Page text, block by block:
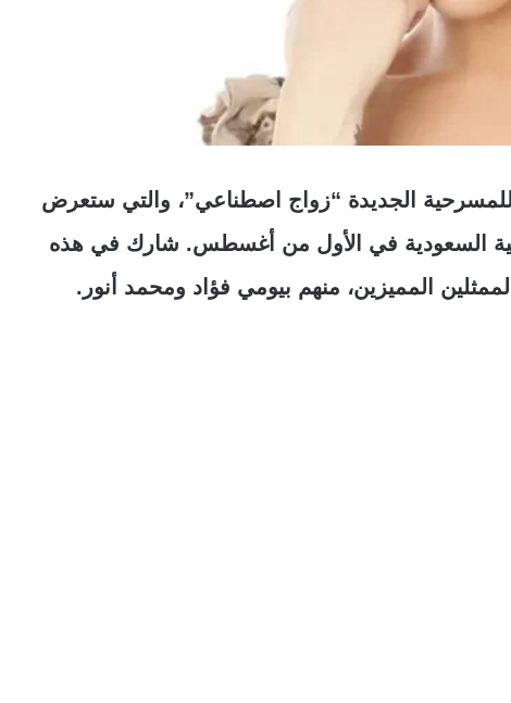
للمسرحية الجديدة “زواج اصطناعي”، والتي ستعرض
السعودية في الأول من أغسطس. شارك في هذه
المميزين، منهم بيومي فؤاد ومحمد أنور.